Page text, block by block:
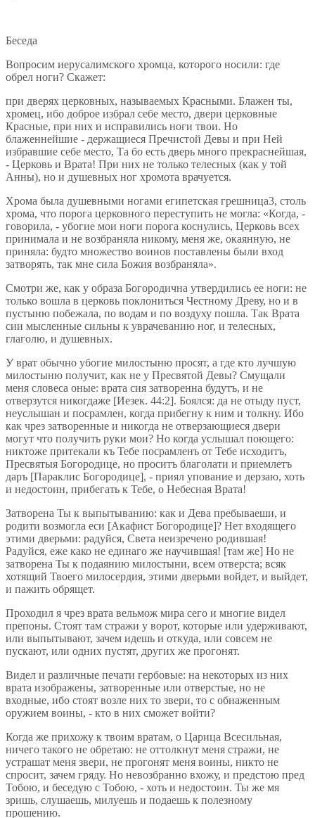
Беседа
Вопросим иерусалимского хромца, которого носили: где
обрел ноги? Скажет:
при дверях церковных, называемых Красными. Блажен ты,
хромец, ибо доброе избрал себе место, двери церковные
Красные, при них и исправились ноги твои. Но
блаженнейшие - держащиеся Пречистой Девы и при Ней
избравшие себе место, Та бо есть дверь много прекраснейшая,
- Церковь и Врата! При них не только телесных (как у той
Анны), но и душевных ног хромота врачуется.
Хрома была душевными ногами египетская грешница3, столь
хрома, что порога церковного переступить не могла: «Когда, -
говорила, - убогие мои ноги порога коснулись, Церковь всех
принимала и не возбраняла никому, меня же, окаянную, не
приняла: будто множество воинов поставлены были вход
затворять, так мне сила Божия возбраняла».
Смотри же, как у образа Богородична утвердились ее ноги: не
только вошла в церковь поклониться Честному Древу, но и в
пустыню побежала, по водам и по воздуху пошла. Так Врата
сии мысленные сильны к уврачеванию ног, и телесных,
глаголю, и душевных.
У врат обычно убогие милостыню просят, а где кто лучшую
милостыню получит, как не у Пресвятой Девы? Смущали
меня словеса оные: врата сия затворенна будутъ, и не
отверзутся никогдаже [Иезек. 44:2]. Боялся: да не отыду пуст,
неуслышан и посрамлен, когда прибегну к ним и толкну. Ибо
как чрез затворенные и никогда не отверзающиеся двери
могут что получить руки мои? Но когда услышал поющего:
никтоже притекали къ Тебе посрамленъ от Тебе исходитъ,
Пресвятыя Богородице, но проситъ благолати и приемлетъ
даръ [Параклис Богородице], - приял упование и дерзаю, хоть
и недостоин, прибегать к Тебе, о Небесная Врата!
Затворена Ты к выпытыванию: как и Дева пребываеши, и
родити возмогла еси [Акафист Богородице]? Нет входящего
этими дверьми: радуйся, Света неизречено родившая!
Радуйся, еже како не единаго же научившая! [там же] Но не
затворена Ты к подаянию милостыни, всем отверста; всяк
хотящий Твоего милосердия, этими дверьми войдет, и выйдет,
и пажить обрящет.
Проходил я чрез врата вельмож мира сего и многие видел
препоны. Стоят там стражи у ворот, которые или удерживают,
или выпытывают, зачем идешь и откуда, или совсем не
пускают, или одних пустят, других же прогонят.
Видел и различные печати гербовые: на некоторых из них
врата изображены, затворенные или отверстые, но не
входные, ибо стоят возле них то звери, то с обнаженным
оружием воины, - кто в них сможет войти?
Когда же прихожу к твоим вратам, о Царица Всесильная,
ничего такого не обретаю: не оттолкнут меня стражи, не
устрашат меня звери, не прогонят меня воины, никто не
спросит, зачем гряду. Но невозбранно вхожу, и предстою пред
Тобою, и беседую с Тобою, - хоть и недостоин. Ты же мя
зришь, слушаешь, милуешь и подаешь к полезному
прошению.